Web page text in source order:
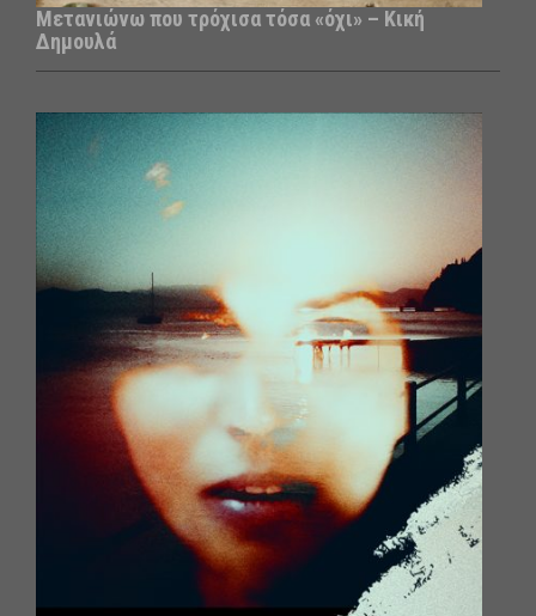
Μετανιώνω που τρόχισα τόσα «όχι» – Κική
Δημουλά